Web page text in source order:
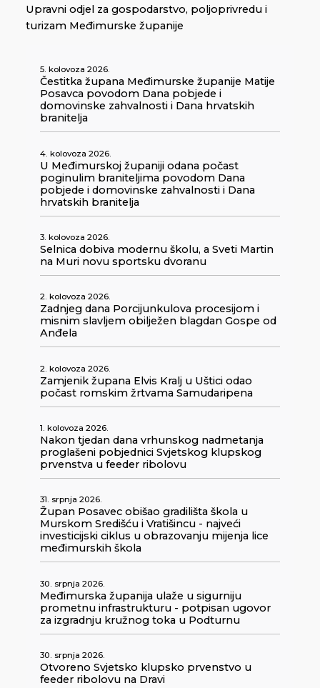
Upravni odjel za gospodarstvo, poljoprivredu i
turizam Međimurske županije
5. kolovoza 2026.
Čestitka župana Međimurske županije Matije
Posavca povodom Dana pobjede i
domovinske zahvalnosti i Dana hrvatskih
branitelja
4. kolovoza 2026.
U Međimurskoj županiji odana počast
poginulim braniteljima povodom Dana
pobjede i domovinske zahvalnosti i Dana
hrvatskih branitelja
3. kolovoza 2026.
Selnica dobiva modernu školu, a Sveti Martin
na Muri novu sportsku dvoranu
2. kolovoza 2026.
Zadnjeg dana Porcijunkulova procesijom i
misnim slavljem obilježen blagdan Gospe od
Anđela
2. kolovoza 2026.
Zamjenik župana Elvis Kralj u Uštici odao
počast romskim žrtvama Samudaripena
1. kolovoza 2026.
Nakon tjedan dana vrhunskog nadmetanja
proglašeni pobjednici Svjetskog klupskog
prvenstva u feeder ribolovu
31. srpnja 2026.
Župan Posavec obišao gradilišta škola u
Murskom Središću i Vratišincu - najveći
investicijski ciklus u obrazovanju mijenja lice
međimurskih škola
30. srpnja 2026.
Međimurska županija ulaže u sigurniju
prometnu infrastrukturu - potpisan ugovor
za izgradnju kružnog toka u Podturnu
30. srpnja 2026.
Otvoreno Svjetsko klupsko prvenstvo u
feeder ribolovu na Dravi